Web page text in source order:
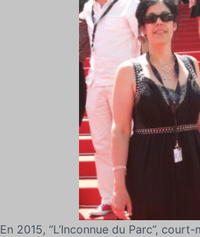
En 2015, “L’Inconnue du Parc”,